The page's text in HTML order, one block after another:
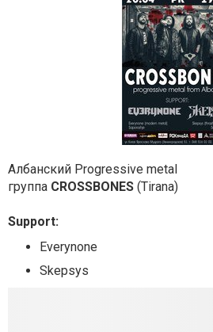
Албанский Progressive metal
группа CROSSBONES (Tirana)
Support:
Everynone
Skepsys